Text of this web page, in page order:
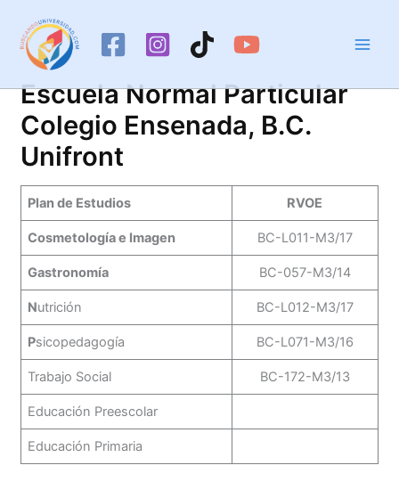
contenido
Escuela Normal Particular
Colegio Ensenada, B.C.
Unifront
Plan de Estudios RVOE
Cosmetología e Imagen BC-L011-M3/17
Gastronomía BC-057-M3/14
Nutrición BC-L012-M3/17
Psicopedagogía BC-L071-M3/16
Trabajo Social BC-172-M3/13
Educación Preescolar
Educación Primaria